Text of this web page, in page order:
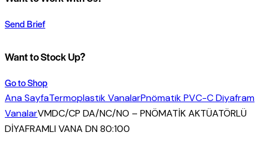
Send Brief
Want to Stock Up?
Go to Shop
Ana SayfaTermoplastik VanalarPnömatik PVC-C Diyafram
VanalarVMDC/CP DA/NC/NO – PNÖMATİK AKTÜATÖRLÜ
DİYAFRAMLI VANA DN 80:100